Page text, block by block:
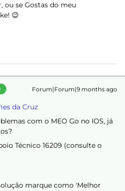
ou se Gostas do meu
😉
Forum|Forum|9 months ago
da Cruz
com o MEO Go no IOS, já
Técnico 16209 (consulte o
marque como 'Melhor